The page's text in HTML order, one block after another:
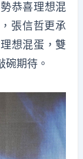
恭喜理想混
張信哲更承
想混蛋，雙
碗期待。